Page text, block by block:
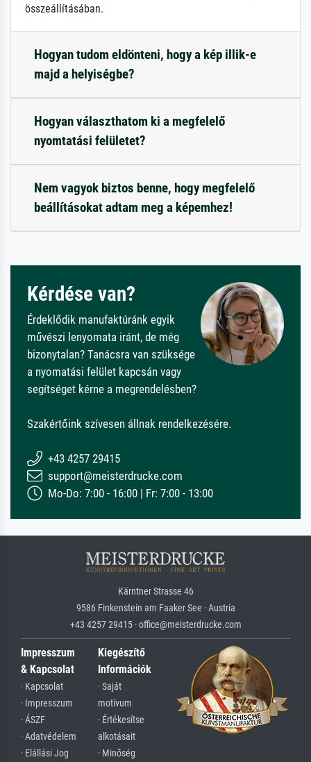
összeállításában.
Hogyan tudom eldönteni, hogy a kép illik-e
majd a helyiségbe?
Hogyan választhatom ki a megfelelő
nyomtatási felületet?
Nem vagyok biztos benne, hogy megfelelő
beállításokat adtam meg a képemhez!
Kérdése van?
Érdeklődik manufaktúránk egyik
művészi lenyomata iránt, de még
bizonytalan? Tanácsra van szüksége
a nyomatási felület kapcsán vagy
segítséget kérne a megrendelésben?
Szakértőink szívesen állnak rendelkezésére.
+43 4257 29415
support@meisterdrucke.com
Mo-Do: 7:00 - 16:00 | Fr: 7:00 - 13:00
Kärntner Strasse 46
9586 Finkenstein am Faaker See · Austria
+43 4257 29415 · office@meisterdrucke.com
Impresszum
& Kapcsolat
· Kapcsolat
· Impresszum
· ÁSZF
· Adatvédelem
· Elállási Jog
Kiegészítő
Információk
· Saját
motívum
· Értékesítse
alkotásait
· Minőség